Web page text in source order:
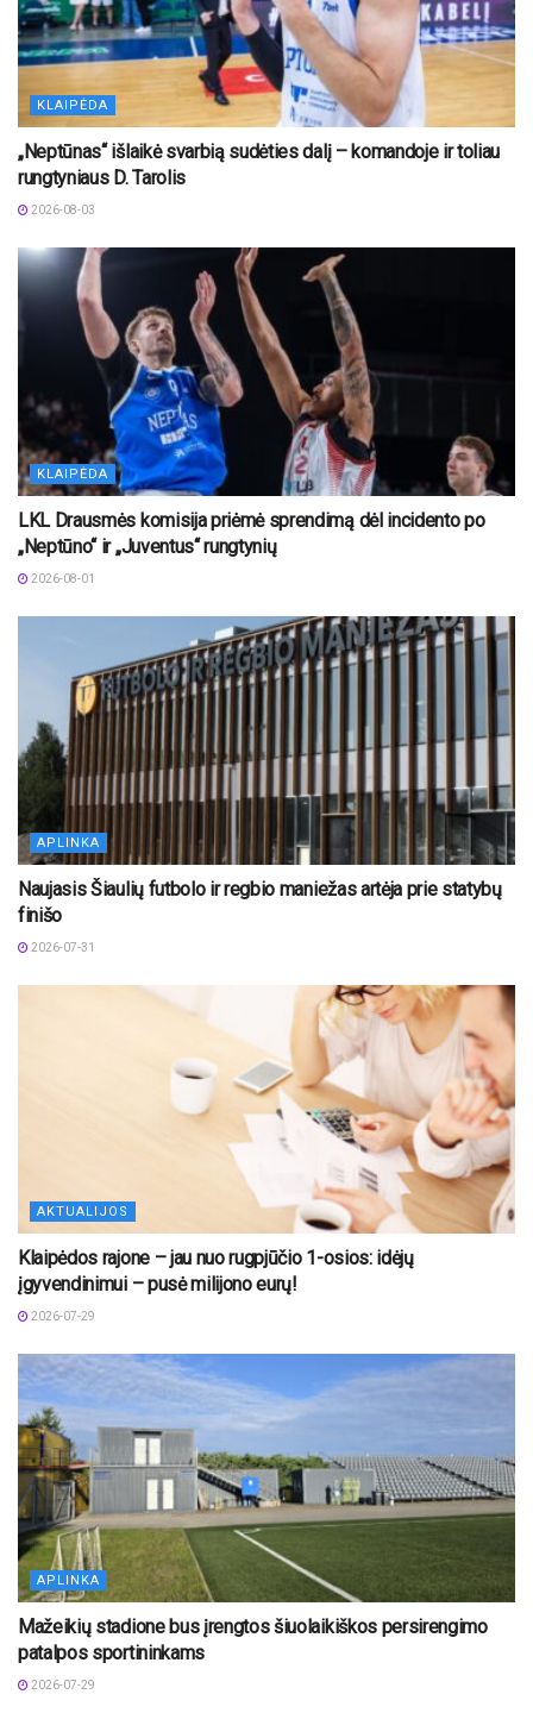
KLAIPĖDA
„Neptūnas“ išlaikė svarbią sudėties dalį – komandoje ir toliau
rungtyniaus D. Tarolis
2026-08-03
KLAIPĖDA
LKL Drausmės komisija priėmė sprendimą dėl incidento po
„Neptūno“ ir „Juventus“ rungtynių
2026-08-01
APLINKA
Naujasis Šiaulių futbolo ir regbio maniežas artėja prie statybų
finišo
2026-07-31
AKTUALIJOS
Klaipėdos rajone – jau nuo rugpjūčio 1-osios: idėjų
įgyvendinimui – pusė milijono eurų!
2026-07-29
APLINKA
Mažeikių stadione bus įrengtos šiuolaikiškos persirengimo
patalpos sportininkams
2026-07-29